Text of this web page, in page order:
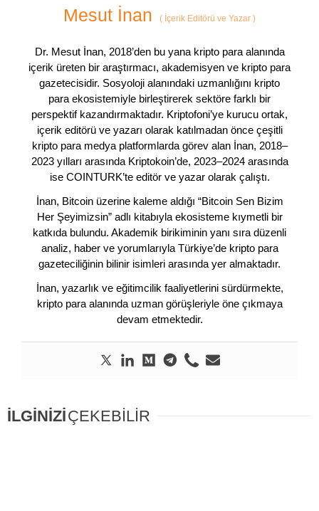
Mesut İnan ( İçerik Editörü ve Yazar )
Dr. Mesut İnan, 2018’den bu yana kripto para alanında
içerik üreten bir araştırmacı, akademisyen ve kripto para
gazetecisidir. Sosyoloji alanındaki uzmanlığını kripto
para ekosistemiyle birleştirerek sektöre farklı bir
perspektif kazandırmaktadır. Kriptofoni’ye kurucu ortak,
içerik editörü ve yazarı olarak katılmadan önce çeşitli
kripto para medya platformlarda görev alan İnan, 2018–
2023 yılları arasında Kriptokoin’de, 2023–2024 arasında
ise COINTURK’te editör ve yazar olarak çalıştı.
İnan, Bitcoin üzerine kaleme aldığı “Bitcoin Sen Bizim
Her Şeyimizsin” adlı kitabıyla ekosisteme kıymetli bir
katkıda bulundu. Akademik birikiminin yanı sıra düzenli
analiz, haber ve yorumlarıyla Türkiye’de kripto para
gazeteciliğinin bilinir isimleri arasında yer almaktadır.
İnan, yazarlık ve eğitimcilik faaliyetlerini sürdürmekte,
kripto para alanında uzman görüşleriyle öne çıkmaya
devam etmektedir.
İLGİNİZİÇEKEBİLİR